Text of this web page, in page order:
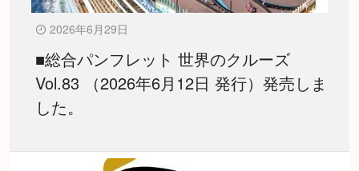
2026年6月29日
■総合パンフレット 世界のクルーズ
Vol.83 （2026年6月12日 発行）発売しま
した。